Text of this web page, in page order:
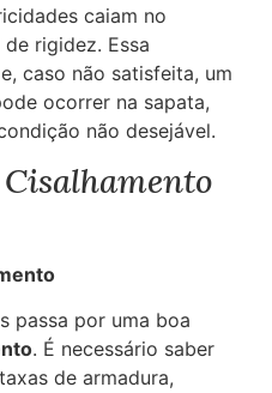
caiam no
rigidez. Essa
caso não satisfeita, um
ocorrer na sapata,
não desejável.
passa por uma boa
. É necessário saber
de armadura,